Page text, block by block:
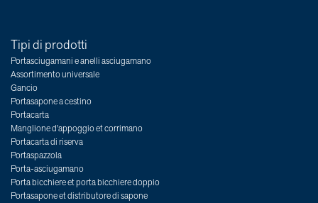
Tipi di prodotti
Portasciugamani e anelli asciugamano
Assortimento universale
Gancio
Portasapone a cestino
Portacarta
Manglione d'appoggio et corrimano
Portacarta di riserva
Portaspazzola
Porta-asciugamano
Porta bicchiere et porta bicchiere doppio
Portasapone et distributore di sapone